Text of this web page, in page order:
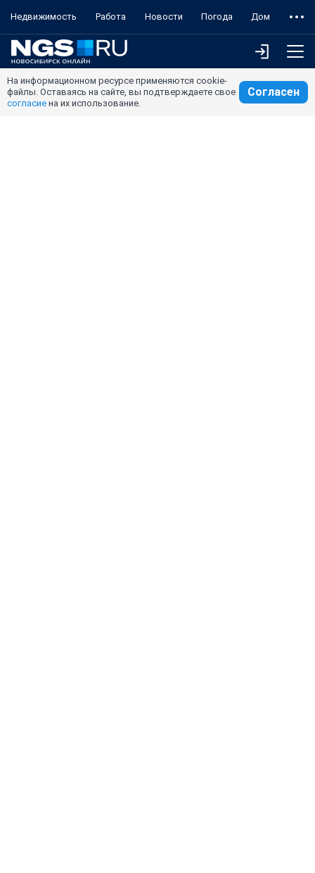
Недвижимость Работа Новости Погода Дом
На информационном ресурсе применяются cookie-
файлы. Оставаясь на сайте, вы подтверждаете свое
согласие на их использование.
Согласен